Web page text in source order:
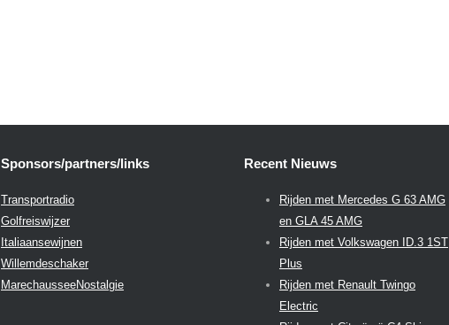
Sponsors/partners/links
Transportradio
Golfreiswijzer
Italiaansewijnen
Willemdeschaker
MarechausseeNostalgie
Recent Nieuws
Rijden met Mercedes G 63 AMG
en GLA 45 AMG
Rijden met Volkswagen ID.3 1ST
Plus
Rijden met Renault Twingo
Electric